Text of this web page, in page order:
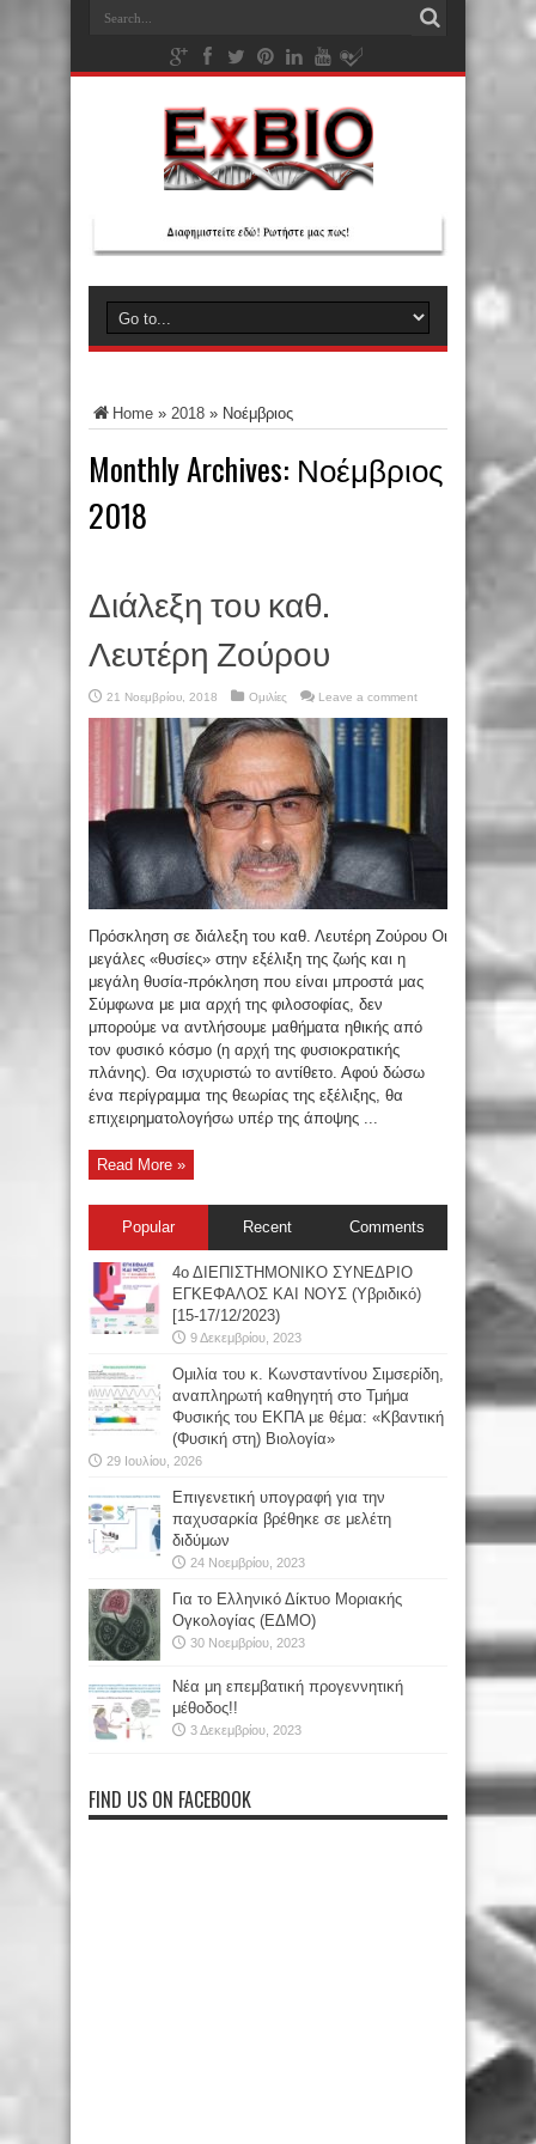
Home » 2018 » Νοέμβριος
Monthly Archives: Νοέμβριος
2018
Διάλεξη του καθ.
Λευτέρη Ζούρου
21 Νοεμβρίου, 2018 Ομιλίες Leave a comment
Πρόσκληση σε διάλεξη του καθ. Λευτέρη Ζούρου Οι
μεγάλες «θυσίες» στην εξέλιξη της ζωής και η
μεγάλη θυσία-πρόκληση που είναι μπροστά μας
Σύμφωνα με μια αρχή της φιλοσοφίας, δεν
μπορούμε να αντλήσουμε μαθήματα ηθικής από
τον φυσικό κόσμο (η αρχή της φυσιοκρατικής
πλάνης). Θα ισχυριστώ το αντίθετο. Αφού δώσω
ένα περίγραμμα της θεωρίας της εξέλιξης, θα
επιχειρηματολογήσω υπέρ της άποψης ...
Read More »
Popular Recent Comments
4ο ΔΙΕΠΙΣΤΗΜΟΝΙΚΟ ΣΥΝΕΔΡΙΟ
ΕΓΚΕΦΑΛΟΣ ΚΑΙ ΝΟΥΣ (Υβριδικό)
[15-17/12/2023)
9 Δεκεμβρίου, 2023
Oμιλία του κ. Κωνσταντίνου Σιμσερίδη,
αναπληρωτή καθηγητή στο Τμήμα
Φυσικής του ΕΚΠΑ με θέμα: «Κβαντική
(Φυσική στη) Βιολογία»
29 Ιουλίου, 2026
Επιγενετική υπογραφή για την
παχυσαρκία βρέθηκε σε μελέτη
διδύμων
24 Νοεμβρίου, 2023
Για το Ελληνικό Δίκτυο Μοριακής
Ογκολογίας (ΕΔΜΟ)
30 Νοεμβρίου, 2023
Νέα μη επεμβατική προγεννητική
μέθοδος!!
3 Δεκεμβρίου, 2023
FIND US ON FACEBOOK